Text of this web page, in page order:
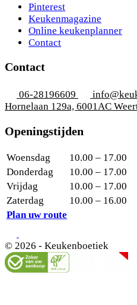
Pinterest
Keukenmagazine
Online keukenplanner
Contact
Contact
06-28196609
Hornelaan 129a, 6001AC
Openingstijden
Woensdag
10.00 – 17.00
Donderdag
10.00 – 17.00
Vrijdag
10.00 – 17.00
Zaterdag
10.00 – 16.00
Plan uw route
© 2026 - Keukenboetiek